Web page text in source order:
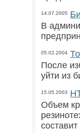
14.07.2005
В
05.02.2004
После
уйти из
15.05.2003
Объем